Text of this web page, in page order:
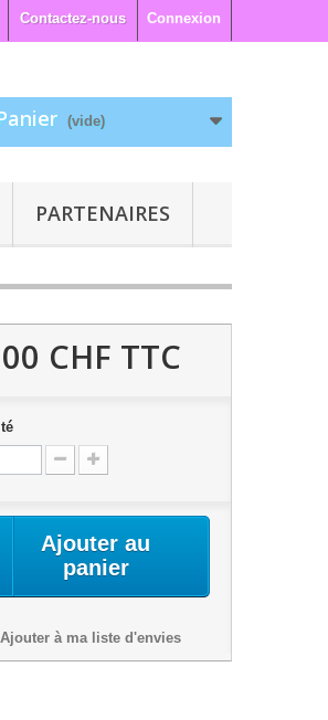
Connexion
Contactez-nous
(vide)
PARTENAIRES
CHF TTC
Ajouter au
panier
Ajouter à ma liste d'envies